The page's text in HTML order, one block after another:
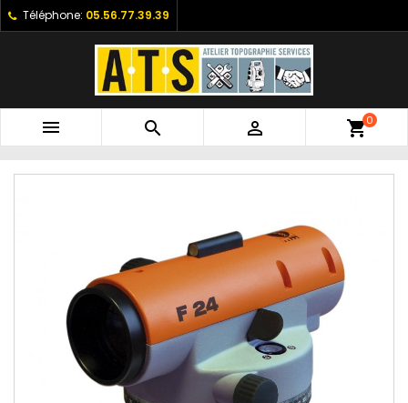
Téléphone: 05.56.77.39.39
   shopping_cart0